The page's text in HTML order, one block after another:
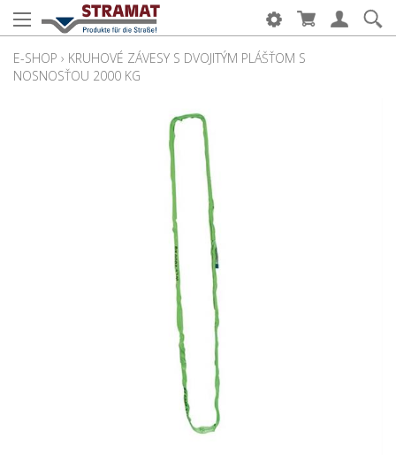
E-SHOP › KRUHOVÉ ZÁVESY S DVOJITÝM PLÁŠŤOM S
NOSNOSŤOU 2000 KG